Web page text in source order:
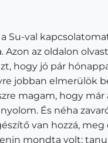
Su-val
az oldalon
hogy jó pár
jobban elmerülök
magam, hogy
És néha
van hozzá,
mondta volt: